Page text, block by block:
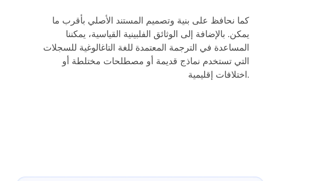
كما نحافظ على بنية وتصميم المستند الأصلي بأقرب ما
يمكن. بالإضافة إلى الوثائق الفلبينية القياسية، يمكننا
المساعدة في الترجمة المعتمدة للغة التاغالوغية للسجلات
التي تستخدم نماذج قديمة أو مصطلحات مختلطة أو
اختلافات إقليمية.